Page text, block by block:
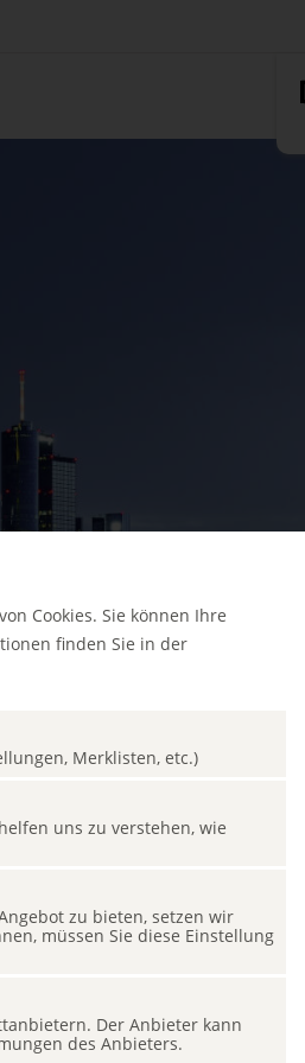
Cookies. Sie können Ihre
finden Sie in der
Merklisten, etc.)
uns zu verstehen, wie
zu bieten, setzen wir
müssen Sie diese Einstellung
Der Anbieter kann
des Anbieters.